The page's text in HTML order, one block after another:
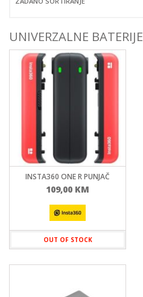
UNIVERZALNE BATERIJE
INSTA360 ONE R PUNJAČ
109,00 KM
OUT OF STOCK